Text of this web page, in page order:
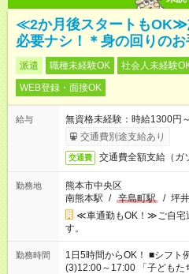
≪2か月後スタートもOK≫
必要ナシ！＊身の回りの
派遣 職種未経験OK 社会人未経験
WEB登録・面接OK
給与
無資格未経験：時給1300
交通費別途支給あり
交通費 交通費全額支給（ガ
勤務地
熊本市中央区
南熊本駅 / 辛島町駅 / 坪
≪車通勤もOK！≫ご自宅
す。
勤務時間
1日5時間からOK！ ■シフト例 (1)8:00～13:00 (2)10:00～15:00
(3)12:00～17:00 「子どもたちが学校に行く間だけ働きたい」